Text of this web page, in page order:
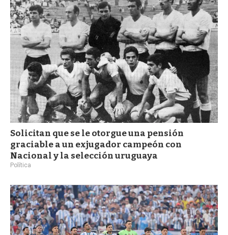
a
Solicitan que se le otorgue una pensión
graciable a un exjugador campeón con
Nacional y la selección uruguaya
Política